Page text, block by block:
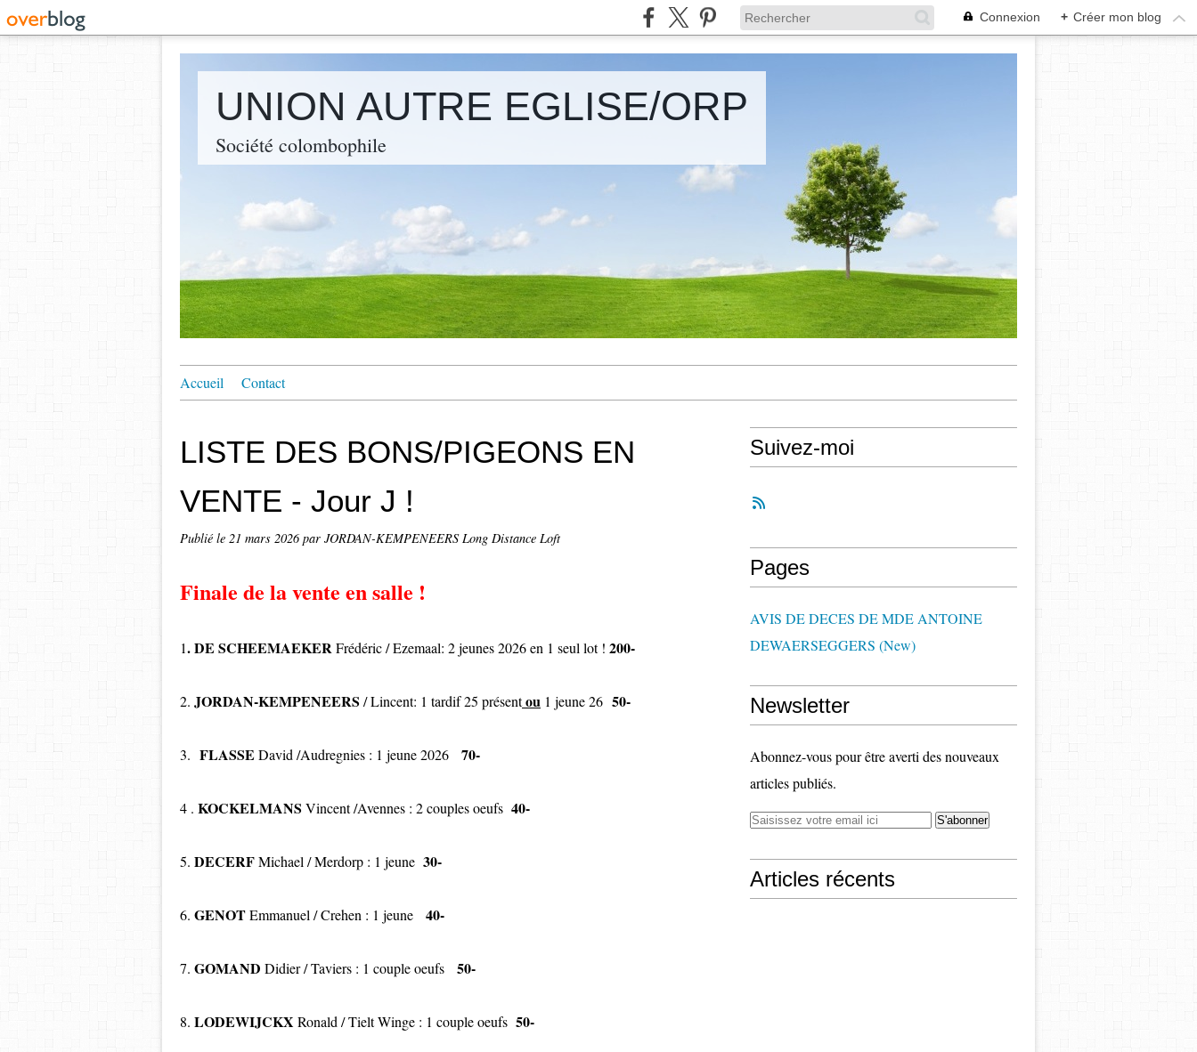
Connexion + Créer mon blog
UNION AUTRE EGLISE/ORP
Société colombophile
Accueil Contact
LISTE DES BONS/PIGEONS EN
VENTE - Jour J !
Publié le 21 mars 2026par JORDAN-KEMPENEERS Long Distance Loft
Finale de la vente en salle !
1. DE SCHEEMAEKERFrédéric / Ezemaal: 2 jeunes 2026 en 1 seul lot ! 200-
2. JORDAN-KEMPENEERS / Lincent: 1 tardif 25 présentou 1 jeune 26 50-
3. FLASSE David /Audregnies : 1 jeune 2026 70-
4 . KOCKELMANS Vincent /Avennes : 2 couples oeufs 40-
5. DECERFMichael / Merdorp : 1 jeune 30-
6. GENOTEmmanuel / Crehen : 1 jeune 40-
7. GOMAND Didier / Taviers : 1 couple oeufs 50-
8. LODEWIJCKX Ronald / Tielt Winge : 1 couple oeufs 50-
Suivez-moi
Pages
AVIS DE DECES DE MDE ANTOINE
DEWAERSEGGERS (New)
Newsletter
Abonnez-vous pour être averti des nouveaux
articles publiés.
Articles récents